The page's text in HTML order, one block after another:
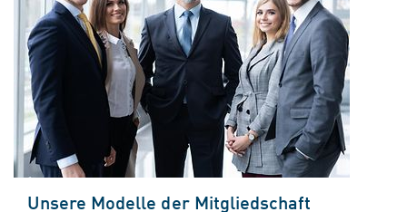
Unsere Modelle der Mitgliedschaft